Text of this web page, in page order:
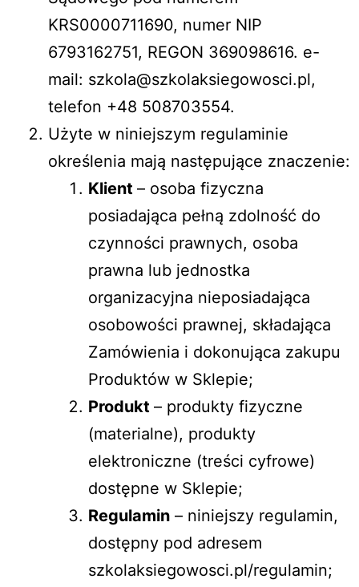
KRS0000711690, numer NIP
6793162751, REGON 369098616. e-
mail: szkola@szkolaksiegowosci.pl,
telefon +48 508703554.
Użyte w niniejszym regulaminie
określenia mają następujące znaczenie:
Klient – osoba fizyczna
posiadająca pełną zdolność do
czynności prawnych, osoba
prawna lub jednostka
organizacyjna nieposiadająca
osobowości prawnej, składająca
Zamówienia i dokonująca zakupu
Produktów w Sklepie;
Produkt – produkty fizyczne
(materialne), produkty
elektroniczne (treści cyfrowe)
dostępne w Sklepie;
Regulamin – niniejszy regulamin,
dostępny pod adresem
szkolaksiegowosci.pl/regulamin;